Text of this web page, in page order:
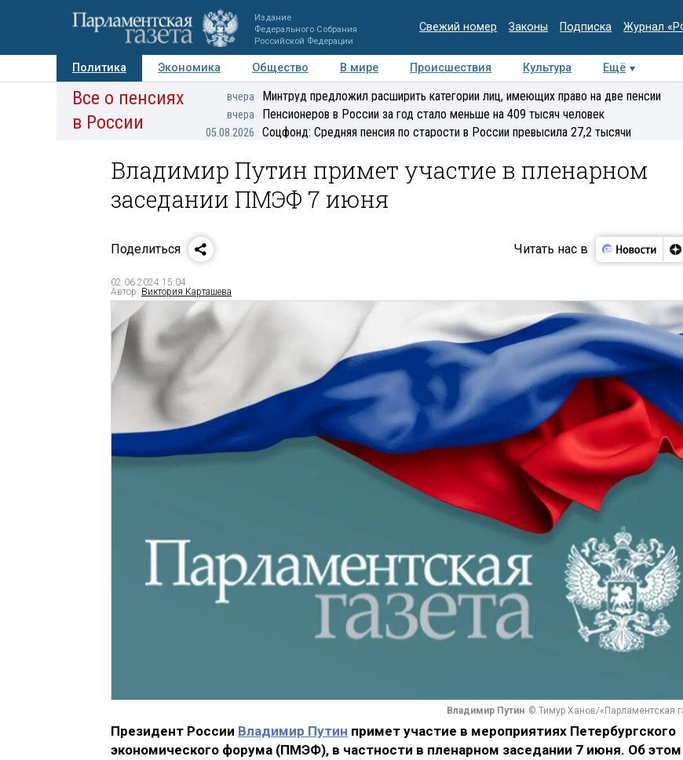
Издание
Федерального Собрания
Российской Федерации
Свежий номер Законы Подписка Журнал
Политика Экономика Общество В мире Происшествия Культура Ещё
Авторы Персоны Мнения Регионы Медиацентр Интервью Колумнисты
Все о пенсиях
в России
вчера Минтруд предложил расширить категории лиц, имеющих право на две пенсии
вчера Пенсионеров в России за год стало меньше на 409 тысяч человек
05.08.2026 Соцфонд: Средняя пенсия по старости в России превысила 27,2 тысячи
Владимир Путин примет участие в пленарном
заседании ПМЭФ 7 июня
Поделиться Читать нас в
02.06.2024 15:04
Автор: Виктория Карташева
Владимир Путин © Тимур Ханов/«Парламентская
Президент России Владимир Путин примет участие в мероприятиях Петербургского
экономического форума (ПМЭФ), в частности в пленарном заседании 7 июня. Об этом